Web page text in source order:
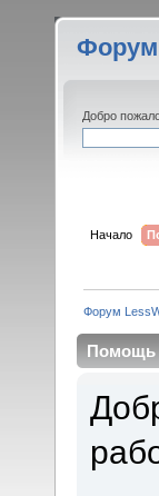
Форум
Добро
Начало
Форум
Помощь